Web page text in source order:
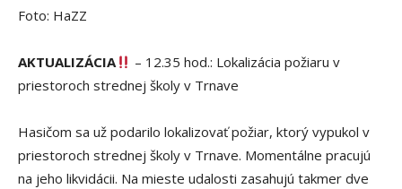
Foto: HaZZ
AKTUALIZÁCIA
– 12.35 hod.: Lokalizácia požiaru v
priestoroch strednej školy v Trnave
Hasičom sa už podarilo lokalizovať požiar, ktorý vypukol v
priestoroch strednej školy v Trnave. Momentálne pracujú
na jeho likvidácii. Na mieste udalosti zasahujú takmer dve